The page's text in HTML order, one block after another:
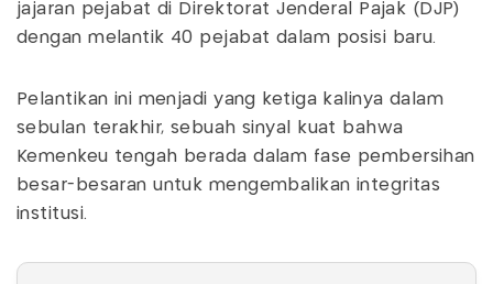
jajaran pejabat di Direktorat Jenderal Pajak (DJP)
dengan melantik 40 pejabat dalam posisi baru.
Pelantikan ini menjadi yang ketiga kalinya dalam
sebulan terakhir, sebuah sinyal kuat bahwa
Kemenkeu tengah berada dalam fase pembersihan
besar-besaran untuk mengembalikan integritas
institusi.